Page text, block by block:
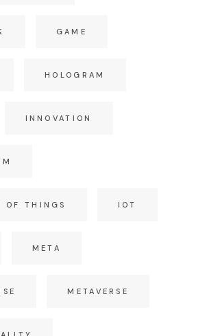
GAME
HOLOGRAM
INNOVATION
OF THINGS IOT
META
METAVERSE